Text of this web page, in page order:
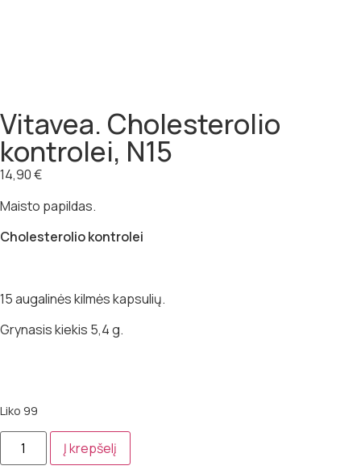
Vitavea. Cholesterolio
kontrolei, N15
14,90€
Maisto papildas.
Cholesterolio kontrolei
15 augalinės kilmės kapsulių.
Grynasis kiekis 5,4 g.
Liko 99
Į krepšelį